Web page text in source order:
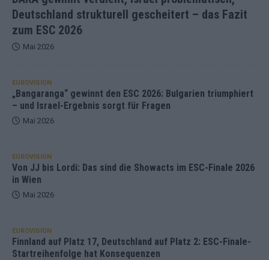
Deutschland strukturell gescheitert – das Fazit
zum ESC 2026
Mai 2026
EUROVISION
„Bangaranga“ gewinnt den ESC 2026: Bulgarien triumphiert
– und Israel-Ergebnis sorgt für Fragen
Mai 2026
EUROVISION
Von JJ bis Lordi: Das sind die Showacts im ESC-Finale 2026
in Wien
Mai 2026
EUROVISION
Finnland auf Platz 17, Deutschland auf Platz 2: ESC-Finale-
Startreihenfolge hat Konsequenzen